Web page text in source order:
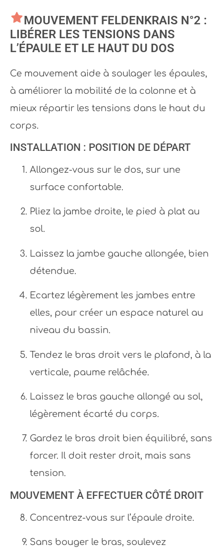
MOUVEMENT FELDENKRAIS N°2 :
LIBÉRER LES TENSIONS DANS
L’ÉPAULE ET LE HAUT DU DOS
Ce mouvement aide à soulager les épaules,
à améliorer la mobilité de la colonne et à
mieux répartir les tensions dans le haut du
corps.
INSTALLATION : POSITION DE DÉPART
Allongez-vous sur le dos, sur une
surface confortable.
Pliez la jambe droite, le pied à plat au
sol.
Laissez la jambe gauche allongée, bien
détendue.
Ecartez légèrement les jambes entre
elles, pour créer un espace naturel au
niveau du bassin.
Tendez le bras droit vers le plafond, à la
verticale, paume relâchée.
Laissez le bras gauche allongé au sol,
légèrement écarté du corps.
Gardez le bras droit bien équilibré, sans
forcer. Il doit rester droit, mais sans
tension.
MOUVEMENT À EFFECTUER CÔTÉ DROIT
Concentrez-vous sur l’épaule droite.
Sans bouger le bras, soulevez